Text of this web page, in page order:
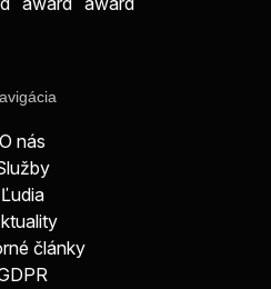
O nás
Ľudia
články